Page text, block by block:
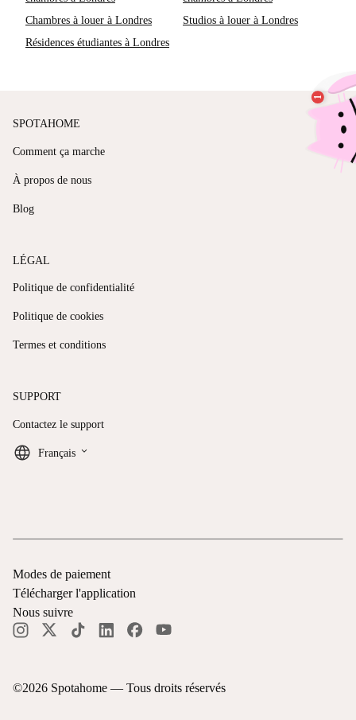
Chambres à louer à Londres
Studios à louer à Londres
Résidences étudiantes à Londres
SPOTAHOME
Comment ça marche
À propos de nous
Blog
LÉGAL
Politique de confidentialité
Politique de cookies
Termes et conditions
SUPPORT
Contactez le support
Français keyboard_arrow_down
©2026 Spotahome — Tous droits réservés
Modes de paiement
Télécharger l'application
Nous suivre